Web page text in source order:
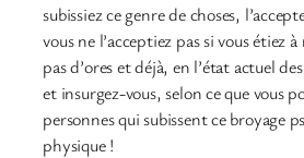
subissiez ce genre de choses,
vous ne l’acceptiez pas si vous étiez
pas d’ores et déjà, en l’état actuel
et insurgez-vous, selon ce que vous
personnes qui subissent ce broyage
physique !